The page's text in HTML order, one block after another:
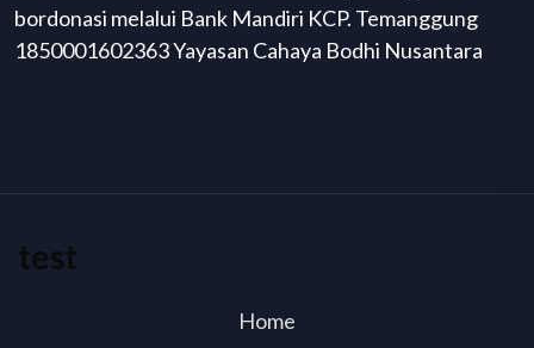
bordonasi melalui Bank Mandiri KCP. Temanggung
1850001602363 Yayasan Cahaya Bodhi Nusantara
test
Home